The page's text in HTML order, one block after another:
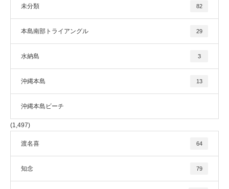
未分類 82
本島南部トライアングル 29
水納島 3
沖縄本島 13
沖縄本島ビーチ
(1,497)
渡名喜 64
知念 79